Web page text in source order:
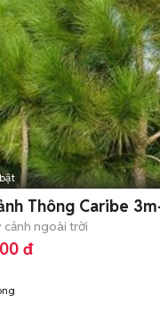
Thông Caribe
cảnh ngoài trời
đ